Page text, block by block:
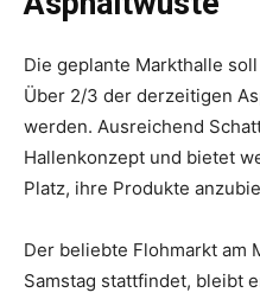
Die geplante Markthalle
Über 2/3 der derzeitigen
werden. Ausreichend
Hallenkonzept und bietet
Platz, ihre Produkte
Der beliebte Flohmarkt am
Samstag stattfindet, bleibt